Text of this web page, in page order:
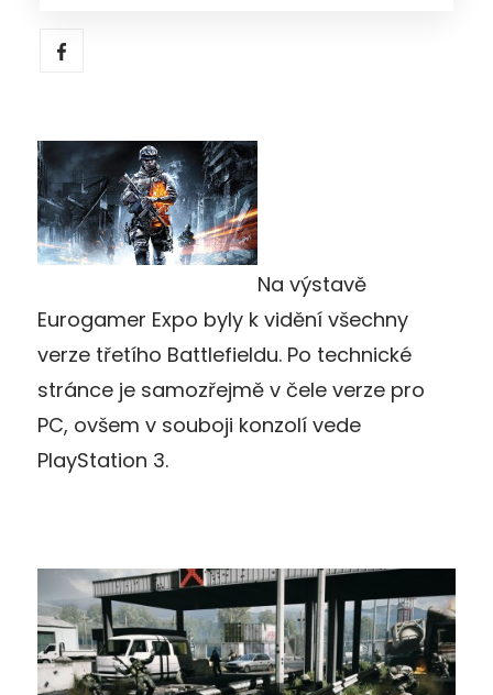
Na výstavě
Eurogamer Expo byly k vidění všechny
verze třetího Battlefieldu. Po technické
stránce je samozřejmě v čele verze pro
PC, ovšem v souboji konzolí vede
PlayStation 3.